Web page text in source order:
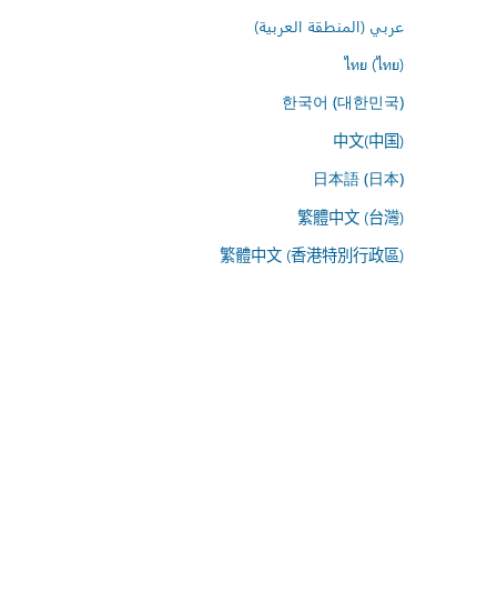
عربي (المنطقة العربية)
ไทย (ไทย)
한국어 (대한민국)
中文(中国)
日本語 (日本)
繁體中文 (台灣)
繁體中文 (香港特別行政區)